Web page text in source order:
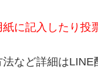
に記入したり投
など詳細はLINE